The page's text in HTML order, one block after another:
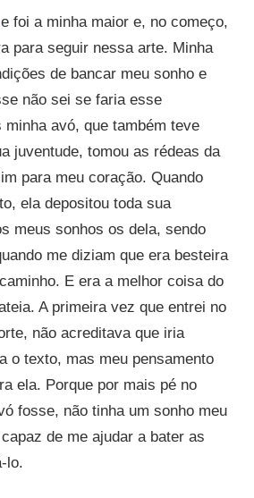
e foi a minha maior e, no começo,
para seguir nessa arte. Minha
de bancar meu sonho e
não sei se faria esse
avó, que também teve
juventude, tomou as rédeas da
para meu coração. Quando
ela depositou toda sua
meus sonhos os dela, sendo
me diziam que era besteira
E era a melhor coisa do
A primeira vez que entrei no
não acreditava que iria
o texto, mas meu pensamento
ela. Porque por mais pé no
fosse, não tinha um sonho meu
de me ajudar a bater as
lo.